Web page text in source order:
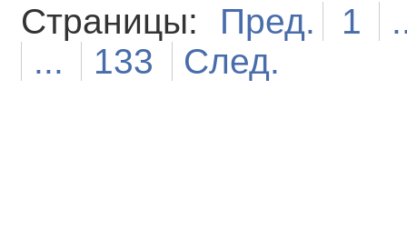
Страницы: Пред. 1
...
133 След.